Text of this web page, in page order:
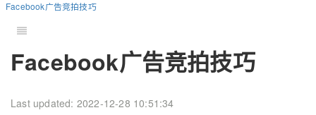
Facebook广告竞拍技巧
Facebook广告竞拍技巧
Last updated: 2022-12-28 10:51:34